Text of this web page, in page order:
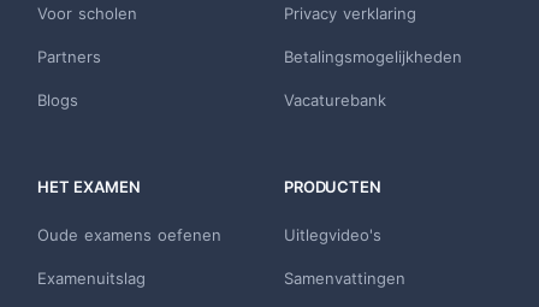
Voor scholen
Partners
Blogs
Privacy verklaring
Betalingsmogelijkheden
Vacaturebank
HET EXAMEN
Oude examens oefenen
Examenuitslag
PRODUCTEN
Uitlegvideo's
Samenvattingen